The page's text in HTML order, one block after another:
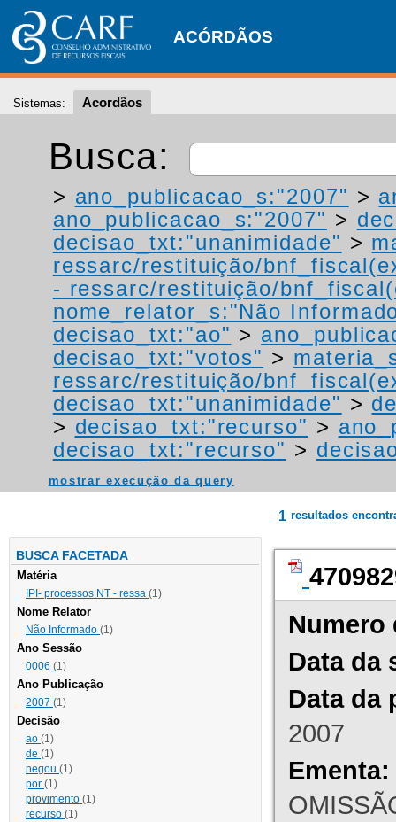
ACÓRDÃOS
Sistemas: Acordãos
Busca:
> ano_publicacao_s:"2007" >
ano_publicacao_s:"2007" >
decisao_txt:"unanimidade" >
ressarc/restituição/
- ressarc/restituição/
nome_relator_s:"Não
decisao_txt:"ao" >
decisao_txt:"votos" >
ressarc/restituição/
decisao_txt:"unanimidade" >
> decisao_txt:"recurso" >
decisao_txt:"recurso" >
mostrar execução da query
BUSCA FACETADA
Matéria
IPI- processos NT - ressa (1)
Nome Relator
Não Informado (1)
Ano Sessão
0006 (1)
Ano Publicação
2007 (1)
Decisão
ao (1)
de (1)
negou (1)
por (1)
provimento (1)
recurso (1)
1 resultados
Numero
Data da
Data da
2007
Ementa: